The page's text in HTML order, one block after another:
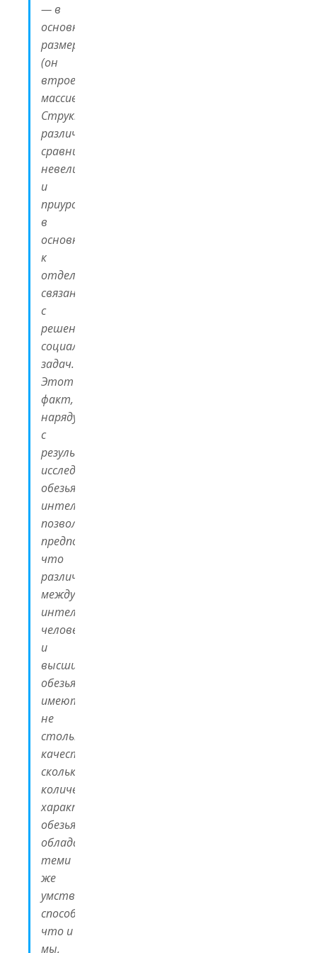
— в
основном
размером
(он
втрое
массивнее).
Структурные
различия
сравнительно
невелики
и
приурочены
в
основном
к
отделам,
связанным
с
решением
социальных
задач.
Этот
факт,
наряду
с
результатами
исследований
обезьяньего
интеллекта,
позволяет
предположить,
что
различия
между
интеллектом
человека
и
высших
обезьян
имеют
не
столько
качественный,
сколько
количественный
характер:
обезьяны
обладают
теми
же
умственными
способностями,
что и
мы,